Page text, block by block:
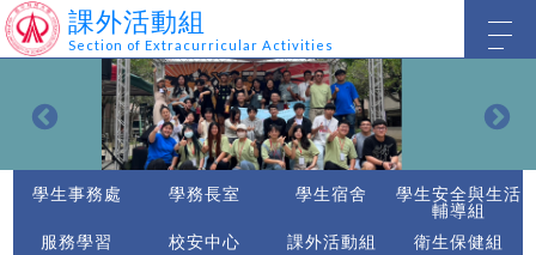
課外活動組
Section of Extracurricular Activities
學生事務處 學務長室 學生宿舍
學生安全與生活
輔導組
服務學習
校安中心 課外活動組 衛生保健組